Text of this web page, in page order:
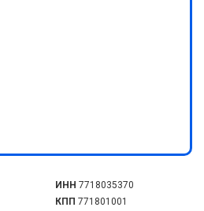
ИНН 7718035370
КПП 771801001